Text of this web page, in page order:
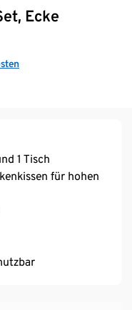
Ecke
1 Tisch
für hohen